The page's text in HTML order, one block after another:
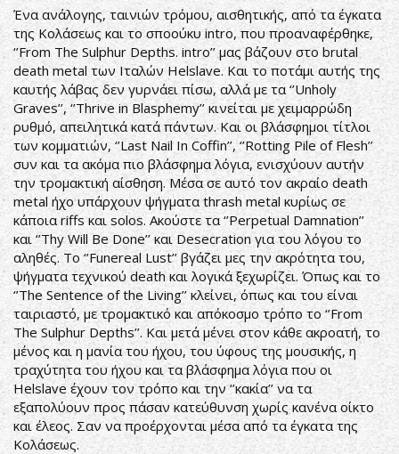
Ένα ανάλογης, ταινιών τρόμου, αισθητικής, από τα έγκατα
της Κολάσεως και το σποούκυ intro, που προαναφέρθηκε,
‘’From The Sulphur Depths. intro’’ μας βάζουν στο brutal
death metal των Ιταλών Helslave. Και το ποτάμι αυτής της
καυτής λάβας δεν γυρνάει πίσω, αλλά με τα ‘’Unholy
Graves’’, ‘’Thrive in Blasphemy’’ κινείται με χειμαρρώδη
ρυθμό, απειλητικά κατά πάντων. Και οι βλάσφημοι τίτλοι
των κομματιών, ‘’Last Nail In Coffin’’, ‘’Rotting Pile of Flesh’’
συν και τα ακόμα πιο βλάσφημα λόγια, ενισχύουν αυτήν
την τρομακτική αίσθηση. Μέσα σε αυτό τον ακραίο death
metal ήχο υπάρχουν ψήγματα thrash metal κυρίως σε
κάποια riffs και solos. Ακούστε τα ‘’Perpetual Damnation’’
και ‘’Thy Will Be Done’’ και Desecration για του λόγου το
αληθές. Το ‘’Funereal Lust’’ βγάζει μες την ακρότητα του,
ψήγματα τεχνικού death και λογικά ξεχωρίζει. Όπως και το
‘’The Sentence of the Living’’ κλείνει, όπως και του είναι
ταιριαστό, με τρομακτικό και απόκοσμο τρόπο το ‘’From
The Sulphur Depths’’. Και μετά μένει στον κάθε ακροατή, το
μένος και η μανία του ήχου, του ύφους της μουσικής, η
τραχύτητα του ήχου και τα βλάσφημα λόγια που οι
Helslave έχουν τον τρόπο και την ‘’κακία’’ να τα
εξαπολύουν προς πάσαν κατεύθυνση χωρίς κανένα οίκτο
και έλεος. Σαν να προέρχονται μέσα από τα έγκατα της
Κολάσεως.